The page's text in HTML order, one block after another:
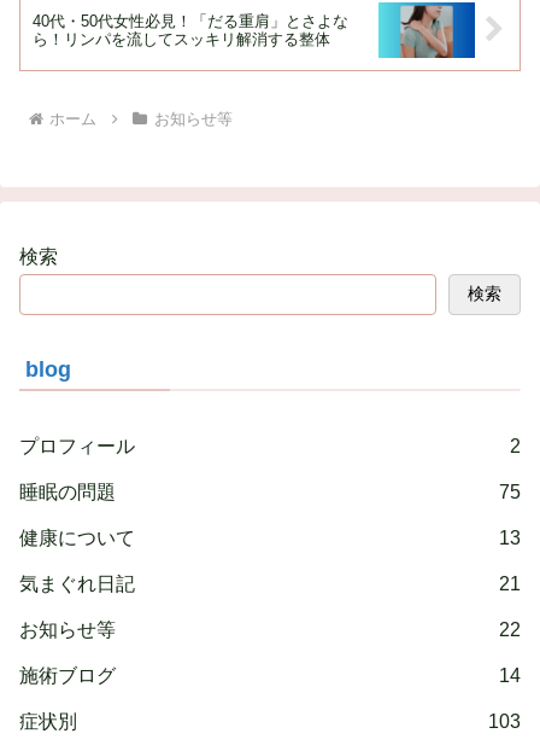
40代・50代女性必見！「だる重肩」とさよな
ら！リンパを流してスッキリ解消する整体
ホーム お知らせ等
検索
検索
blog
プロフィール 2
睡眠の問題 75
健康について 13
気まぐれ日記 21
お知らせ等 22
施術ブログ 14
症状別 103